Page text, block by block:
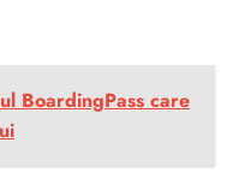
BoardingPass care